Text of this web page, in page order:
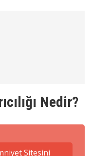
Nedir?
Sitesini